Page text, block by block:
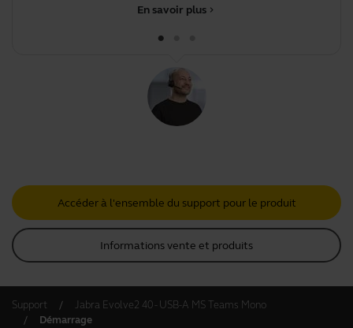
chevron_right
En savoir plus
Accéder à l'ensemble du support pour le produit
Informations vente et produits
Support
Jabra Evolve2 40 - USB-A MS Teams Mono
Démarrage